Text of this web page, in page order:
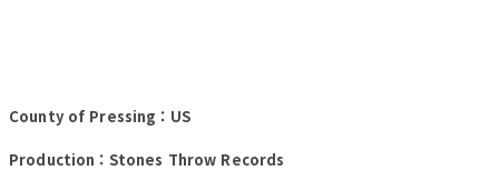
County of Pressing : US
Production : Stones Throw Records